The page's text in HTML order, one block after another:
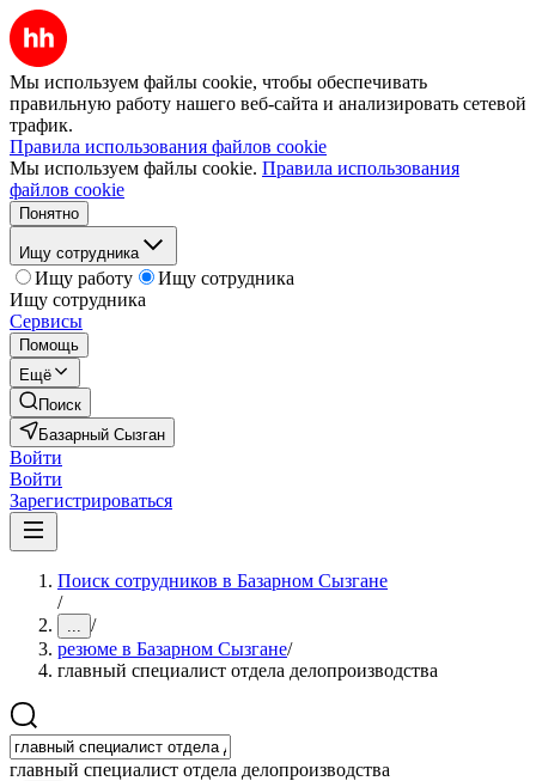
Мы используем файлы cookie, чтобы обеспечивать
правильную работу нашего веб-сайта и анализировать сетевой
трафик.
Правила использования файлов cookie
Мы используем файлы cookie. Правила использования
файлов cookie
Понятно
Ищу сотрудника
Ищу работу
Ищу сотрудника
Ищу сотрудника
Сервисы
Помощь
Ещё
Поиск
Базарный Сызган
Войти
Войти
Зарегистрироваться
Поиск сотрудников в Базарном Сызгане
/
... /
резюме в Базарном Сызгане/
главный специалист отдела делопроизводства
главный специалист отдела делопроизводства